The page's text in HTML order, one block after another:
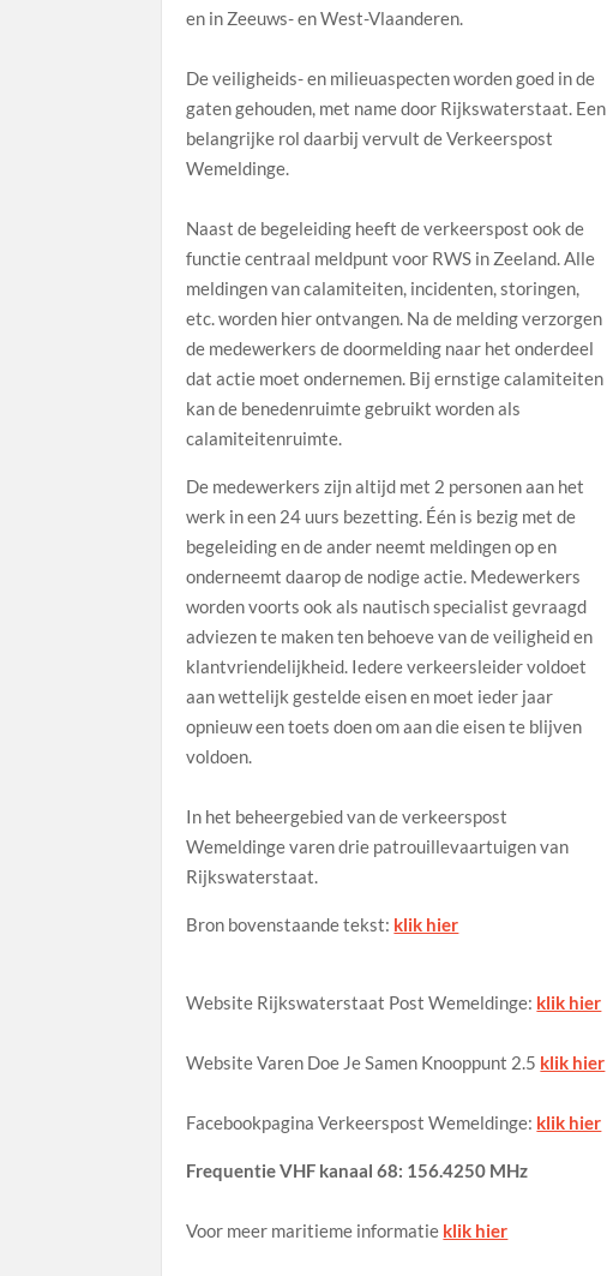
en in Zeeuws- en West-Vlaanderen.
De veiligheids- en milieuaspecten worden goed in de
gaten gehouden, met name door Rijkswaterstaat. Een
belangrijke rol daarbij vervult de Verkeerspost
Wemeldinge.
Naast de begeleiding heeft de verkeerspost ook de
functie centraal meldpunt voor RWS in Zeeland. Alle
meldingen van calamiteiten, incidenten, storingen,
etc. worden hier ontvangen. Na de melding verzorgen
de medewerkers de doormelding naar het onderdeel
dat actie moet ondernemen. Bij ernstige calamiteiten
kan de benedenruimte gebruikt worden als
calamiteitenruimte.
De medewerkers zijn altijd met 2 personen aan het
werk in een 24 uurs bezetting. Één is bezig met de
begeleiding en de ander neemt meldingen op en
onderneemt daarop de nodige actie. Medewerkers
worden voorts ook als nautisch specialist gevraagd
adviezen te maken ten behoeve van de veiligheid en
klantvriendelijkheid. Iedere verkeersleider voldoet
aan wettelijk gestelde eisen en moet ieder jaar
opnieuw een toets doen om aan die eisen te blijven
voldoen.
In het beheergebied van de verkeerspost
Wemeldinge varen drie patrouillevaartuigen van
Rijkswaterstaat.
Bron bovenstaande tekst: klik hier
Website Rijkswaterstaat Post Wemeldinge: klik hier
Website Varen Doe Je Samen Knooppunt 2.5 klik hier
Facebookpagina Verkeerspost Wemeldinge: klik hier
Frequentie VHF kanaal 68: 156.4250 MHz
Voor meer maritieme informatie klik hier